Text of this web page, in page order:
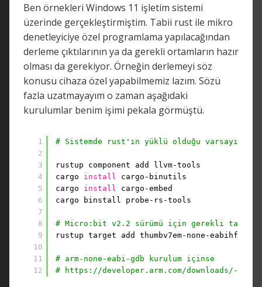
Ben örnekleri Windows 11 işletim sistemi
üzerinde gerçekleştirmiştim. Tabii rust ile mikro
denetleyiciye özel programlama yapılacağından
derleme çıktılarının ya da gerekli ortamların hazır
olması da gerekiyor. Örneğin derlemeyi söz
konusu cihaza özel yapabilmemiz lazım. Sözü
fazla uzatmayayım o zaman aşağıdaki
kurulumlar benim işimi pekala görmüştü.
1
2
3
4
5
6
7
8
9
10
11
12
# Sistemde rust'ın yüklü olduğu
rustup component add llvm-tools
cargo install
cargo-binutils
cargo install
cargo-embed
cargo binstall probe-rs-tools
# Micro:bit v2.2 sürümü için gerekli target
rustup target add thumbv7em-none-eabihf
# arm-none-eabi-gdb kurulum içinse
# https://developer.arm.com/downloads/-/gnu-